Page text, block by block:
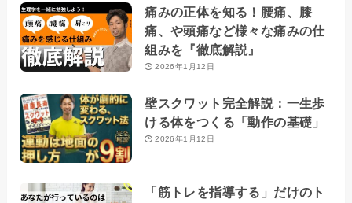
痛みの正体を知る！腰痛、膝
痛、や頭痛など様々な痛みの仕
組みを『徹底解説』
2026年1月12日
壁スクワット完全解説：一生歩
ける体をつくる「動作の基礎」
2026年1月12日
「筋トレを指導する」だけのト